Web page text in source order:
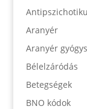
Aranyér
Aranyér
Bélelzáródás
Betegségek
BNO kódok